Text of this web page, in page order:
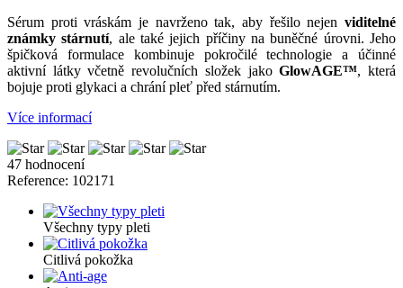
Sérum proti vráskám je navrženo tak, aby řešilo nejen viditelné
známky stárnutí, ale také jejich příčiny na buněčné úrovni. Jeho
špičková formulace kombinuje pokročilé technologie a účinné
aktivní látky včetně revolučních složek jakoGlowAGE™, která
bojuje proti glykaci a chrání pleť před stárnutím.
Více informací
47 hodnocení
Reference: 102171
Všechny typy pleti
Citlivá pokožka